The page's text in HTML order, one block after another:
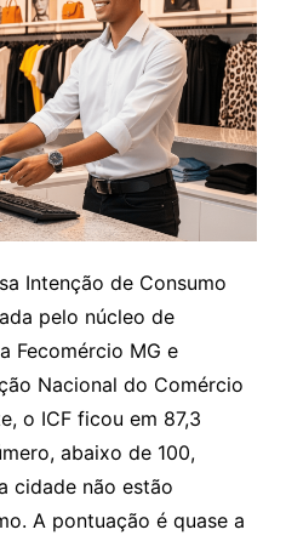
Intenção de Consumo
pelo núcleo de
Fecomércio MG e
Nacional do Comércio
o ICF ficou em 87,3
abaixo de 100,
cidade não estão
A pontuação é quase a